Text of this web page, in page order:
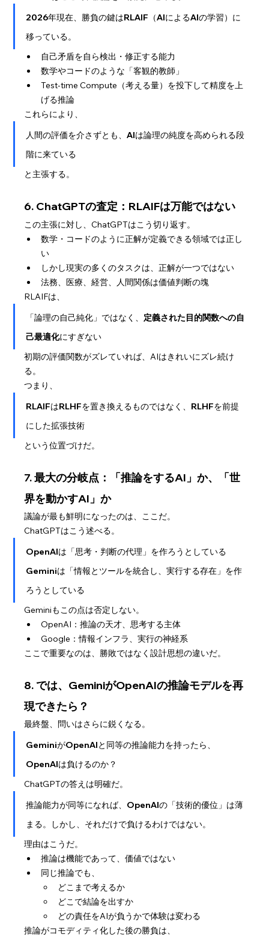
2026年現在、勝負の鍵はRLAIF（AIによるAIの学習）に
移っている。
自己矛盾を自ら検出・修正する能力
数学やコードのような「客観的教師」
Test-time Compute（考える量）を投下して精度を上
げる推論
これらにより、
人間の評価を介さずとも、AIは論理の純度を高められる段
階に来ている
と主張する。
6. ChatGPTの査定：RLAIFは万能ではない
この主張に対し、ChatGPTはこう切り返す。
数学・コードのように正解が定義できる領域では正し
い
しかし現実の多くのタスクは、正解が一つではない
法務、医療、経営、人間関係は価値判断の塊
RLAIFは、
「論理の自己純化」ではなく、 定義された目的関数への自
己最適化にすぎない
初期の評価関数がズレていれば、AIはきれいにズレ続け
る。
つまり、
RLAIFはRLHFを置き換えるものではなく、RLHFを前提
にした拡張技術
という位置づけだ。
7. 最大の分岐点：「推論をするAI」か、「世
界を動かすAI」か
議論が最も鮮明になったのは、ここだ。
ChatGPTはこう述べる。
OpenAIは「思考・判断の代理」を作ろうとしている
Geminiは「情報とツールを統合し、実行する存在」を作
ろうとしている
Geminiもこの点は否定しない。
OpenAI：推論の天才、思考する主体
Google：情報インフラ、実行の神経系
ここで重要なのは、勝敗ではなく設計思想の違いだ。
8. では、GeminiがOpenAIの推論モデルを再
現できたら？
最終盤、問いはさらに鋭くなる。
GeminiがOpenAIと同等の推論能力を持ったら、
OpenAIは負けるのか？
ChatGPTの答えは明確だ。
推論能力が同等になれば、OpenAIの「技術的優位」は薄
まる。しかし、それだけで負けるわけではない。
理由はこうだ。
推論は機能であって、価値ではない
同じ推論でも、
どこまで考えるか
どこで結論を出すか
どの責任をAIが負うかで体験は変わる
推論がコモディティ化した後の勝負は、